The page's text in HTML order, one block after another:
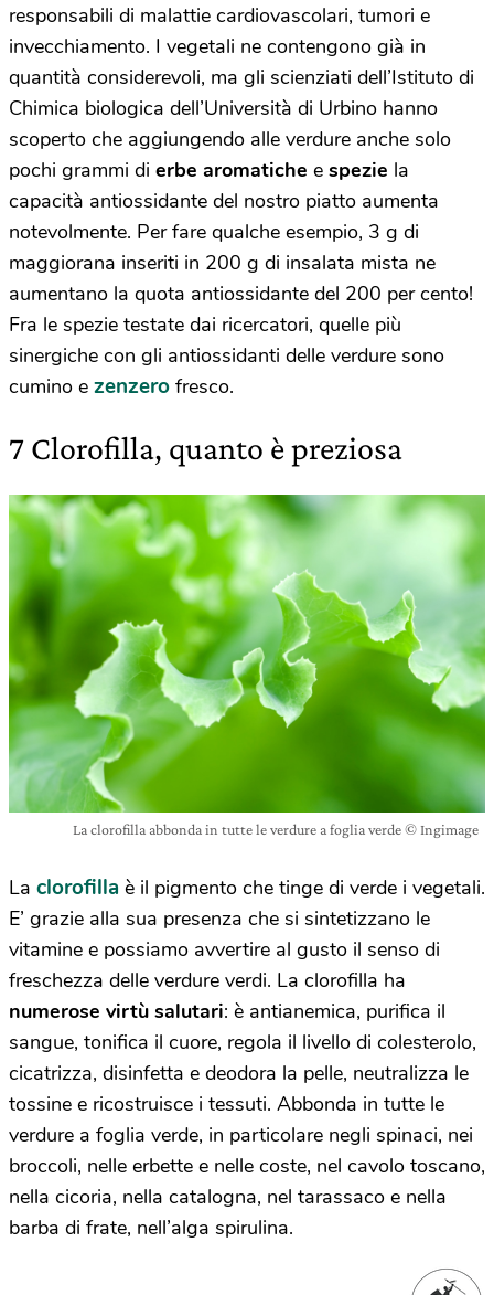
responsabili di malattie cardiovascolari, tumori e
invecchiamento. I vegetali ne contengono già in
quantità considerevoli, ma gli scienziati dell’Istituto di
Chimica biologica dell’Università di Urbino hanno
scoperto che aggiungendo alle verdure anche solo
pochi grammi di erbe aromatiche e spezie la
capacità antiossidante del nostro piatto aumenta
notevolmente. Per fare qualche esempio, 3 g di
maggiorana inseriti in 200 g di insalata mista ne
aumentano la quota antiossidante del 200 per cento!
Fra le spezie testate dai ricercatori, quelle più
sinergiche con gli antiossidanti delle verdure sono
cumino e zenzero fresco.
7 Clorofilla, quanto è preziosa
La clorofilla abbonda in tutte le verdure a foglia verde © Ingimage
La clorofilla è il pigmento che tinge di verde i vegetali.
E’ grazie alla sua presenza che si sintetizzano le
vitamine e possiamo avvertire al gusto il senso di
freschezza delle verdure verdi. La clorofilla ha
numerose virtù salutari: è antianemica, purifica il
sangue, tonifica il cuore, regola il livello di colesterolo,
cicatrizza, disinfetta e deodora la pelle, neutralizza le
tossine e ricostruisce i tessuti. Abbonda in tutte le
verdure a foglia verde, in particolare negli spinaci, nei
broccoli, nelle erbette e nelle coste, nel cavolo toscano,
nella cicoria, nella catalogna, nel tarassaco e nella
barba di frate, nell’alga spirulina.